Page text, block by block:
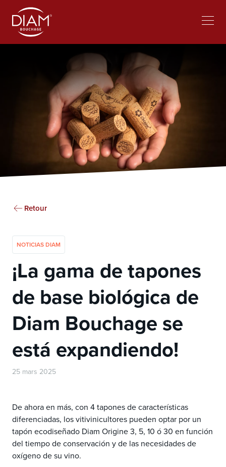
language
Retour
NOTICIAS DIAM
¡La gama de tapones
de base biológica de
Diam Bouchage se
está expandiendo!
25 mars 2025
De ahora en más, con 4 tapones de características
diferenciadas, los vitivinicultores pueden optar por un
tapón ecodiseñado Diam Origine 3, 5, 10 ó 30 en función
del tiempo de conservación y de las necesidades de
oxígeno de su vino.